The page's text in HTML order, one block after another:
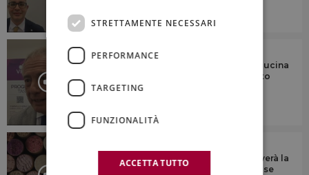
IL COMMENTO
“Il fascino di vino, agroalimentare e cucina
italiani vince anche il difficile contesto
mondiale”
“Il vino italiano, come in passato, troverà la
spinta innovativa per superare una fase
STRETTAMENTE NECESSARI
PERFORMANCE
TARGETING
FUNZIONALITÀ
ACCETTA TUTTO